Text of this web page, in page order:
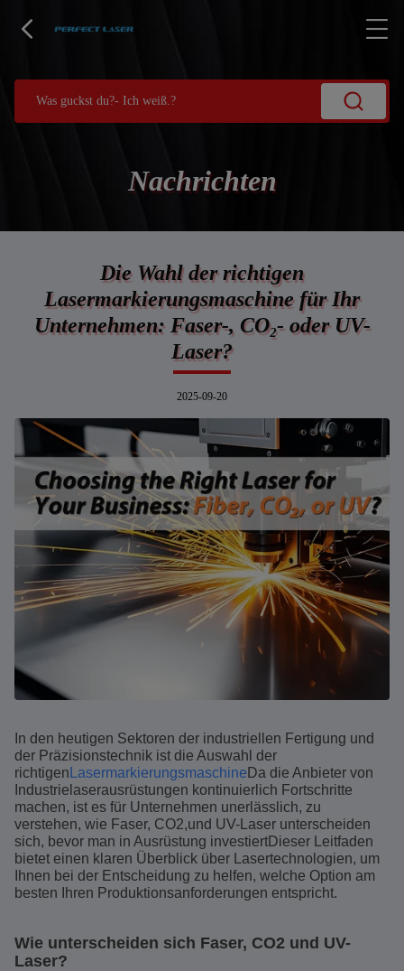
Nachrichten
Die Wahl der richtigen
Lasermarkierungsmaschine für Ihr
Unternehmen: Faser-, CO₂- oder UV-
Laser?
2025-09-20
In den heutigen Sektoren der industriellen Fertigung und
der Präzisionstechnik ist die Auswahl der
richtigen Lasermarkierungsmaschine Da die Anbieter von
Industrielaserausrüstungen kontinuierlich Fortschritte
machen, ist es für Unternehmen unerlässlich, zu
verstehen, wie Faser, CO2,und UV-Laser unterscheiden
sich, bevor man in Ausrüstung investiertDieser Leitfaden
bietet einen klaren Überblick über Lasertechnologien, um
Ihnen bei der Entscheidung zu helfen, welche Option am
besten Ihren Produktionsanforderungen entspricht.
Wie unterscheiden sich Faser, CO2 und UV-
Laser?